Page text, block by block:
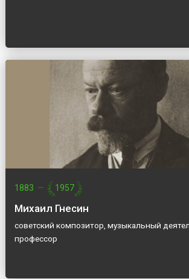
1883 — 1957
Михаил Гнесин
советский композитор, музыкальный
профессор